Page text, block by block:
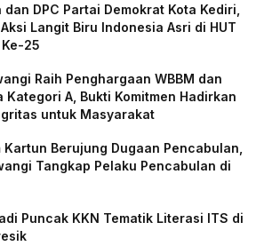
DPC Partai Demokrat Kota Kediri,
Langit Biru Indonesia Asri di HUT
25
Raih Penghargaan WBBM dan
Kategori A, Bukti Komitmen Hadirkan
untuk Masyarakat
Kartun Berujung Dugaan Pencabulan,
Tangkap Pelaku Pencabulan di
Puncak KKN Tematik Literasi ITS di